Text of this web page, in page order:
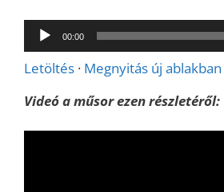
Audió
lejátszó
00:00
Letöltés · Megnyitás új ablakban
Videó a műsor ezen részletéről: